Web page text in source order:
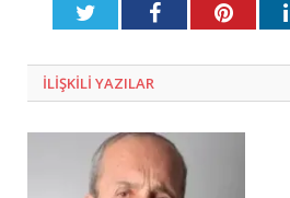
TwitterFacebook
ILIŞKILI YAZILAR